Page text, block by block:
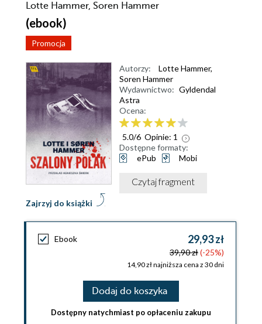
Lotte Hammer, Soren Hammer
(ebook)
Promocja
Zajrzyj do książki
Autorzy: Lotte Hammer,
Soren Hammer
Wydawnictwo: Gyldendal
Astra
Ocena:
5.0/6 Opinie: 1
Dostępne formaty:
ePub
Mobi
Czytaj fragment
Ebook 29,93 zł
39,90 zł(-25%)
14,90 zł najniższa cena z 30 dni
Dodaj do koszyka
Dostępny natychmiast po opłaceniu zakupu